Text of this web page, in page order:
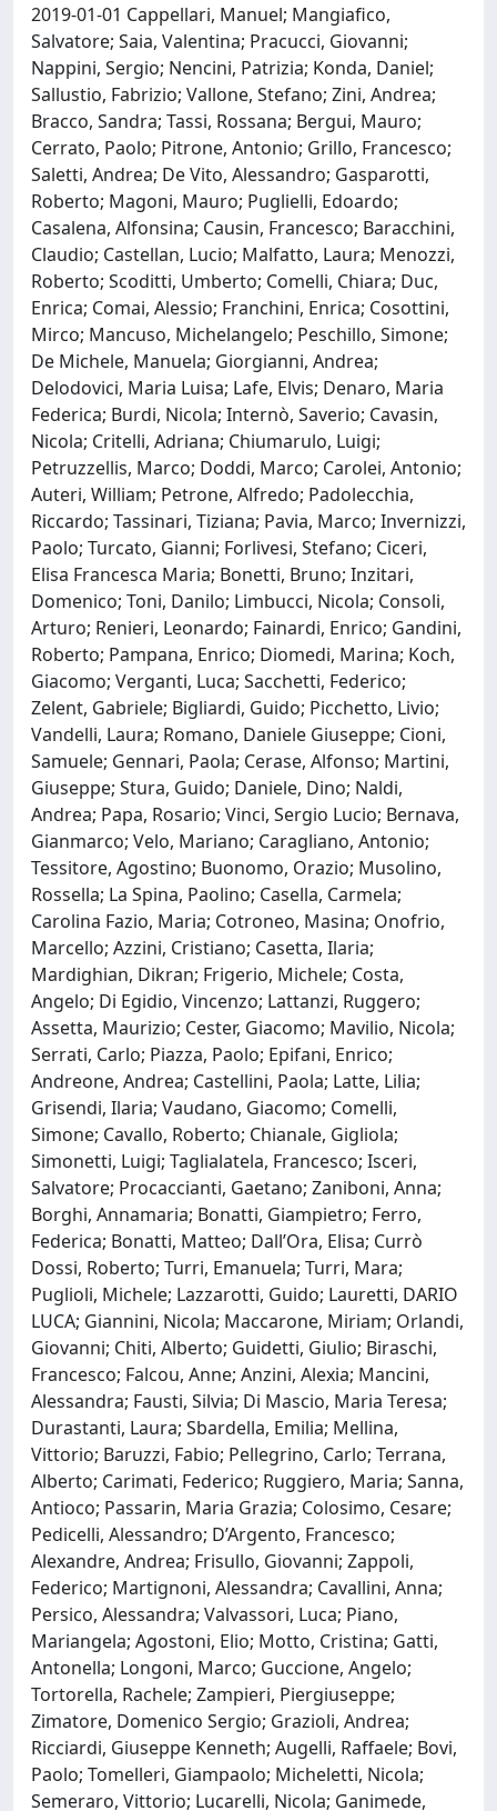
2019-01-01 Cappellari, Manuel; Mangiafico,
Salvatore; Saia, Valentina; Pracucci, Giovanni;
Nappini, Sergio; Nencini, Patrizia; Konda, Daniel;
Sallustio, Fabrizio; Vallone, Stefano; Zini, Andrea;
Bracco, Sandra; Tassi, Rossana; Bergui, Mauro;
Cerrato, Paolo; Pitrone, Antonio; Grillo, Francesco;
Saletti, Andrea; De Vito, Alessandro; Gasparotti,
Roberto; Magoni, Mauro; Puglielli, Edoardo;
Casalena, Alfonsina; Causin, Francesco; Baracchini,
Claudio; Castellan, Lucio; Malfatto, Laura; Menozzi,
Roberto; Scoditti, Umberto; Comelli, Chiara; Duc,
Enrica; Comai, Alessio; Franchini, Enrica; Cosottini,
Mirco; Mancuso, Michelangelo; Peschillo, Simone;
De Michele, Manuela; Giorgianni, Andrea;
Delodovici, Maria Luisa; Lafe, Elvis; Denaro, Maria
Federica; Burdi, Nicola; Internò, Saverio; Cavasin,
Nicola; Critelli, Adriana; Chiumarulo, Luigi;
Petruzzellis, Marco; Doddi, Marco; Carolei, Antonio;
Auteri, William; Petrone, Alfredo; Padolecchia,
Riccardo; Tassinari, Tiziana; Pavia, Marco; Invernizzi,
Paolo; Turcato, Gianni; Forlivesi, Stefano; Ciceri,
Elisa Francesca Maria; Bonetti, Bruno; Inzitari,
Domenico; Toni, Danilo; Limbucci, Nicola; Consoli,
Arturo; Renieri, Leonardo; Fainardi, Enrico; Gandini,
Roberto; Pampana, Enrico; Diomedi, Marina; Koch,
Giacomo; Verganti, Luca; Sacchetti, Federico;
Zelent, Gabriele; Bigliardi, Guido; Picchetto, Livio;
Vandelli, Laura; Romano, Daniele Giuseppe; Cioni,
Samuele; Gennari, Paola; Cerase, Alfonso; Martini,
Giuseppe; Stura, Guido; Daniele, Dino; Naldi,
Andrea; Papa, Rosario; Vinci, Sergio Lucio; Bernava,
Gianmarco; Velo, Mariano; Caragliano, Antonio;
Tessitore, Agostino; Buonomo, Orazio; Musolino,
Rossella; La Spina, Paolino; Casella, Carmela;
Carolina Fazio, Maria; Cotroneo, Masina; Onofrio,
Marcello; Azzini, Cristiano; Casetta, Ilaria;
Mardighian, Dikran; Frigerio, Michele; Costa,
Angelo; Di Egidio, Vincenzo; Lattanzi, Ruggero;
Assetta, Maurizio; Cester, Giacomo; Mavilio, Nicola;
Serrati, Carlo; Piazza, Paolo; Epifani, Enrico;
Andreone, Andrea; Castellini, Paola; Latte, Lilia;
Grisendi, Ilaria; Vaudano, Giacomo; Comelli,
Simone; Cavallo, Roberto; Chianale, Gigliola;
Simonetti, Luigi; Taglialatela, Francesco; Isceri,
Salvatore; Procaccianti, Gaetano; Zaniboni, Anna;
Borghi, Annamaria; Bonatti, Giampietro; Ferro,
Federica; Bonatti, Matteo; Dall’Ora, Elisa; Currò
Dossi, Roberto; Turri, Emanuela; Turri, Mara;
Puglioli, Michele; Lazzarotti, Guido; Lauretti, DARIO
LUCA; Giannini, Nicola; Maccarone, Miriam; Orlandi,
Giovanni; Chiti, Alberto; Guidetti, Giulio; Biraschi,
Francesco; Falcou, Anne; Anzini, Alexia; Mancini,
Alessandra; Fausti, Silvia; Di Mascio, Maria Teresa;
Durastanti, Laura; Sbardella, Emilia; Mellina,
Vittorio; Baruzzi, Fabio; Pellegrino, Carlo; Terrana,
Alberto; Carimati, Federico; Ruggiero, Maria; Sanna,
Antioco; Passarin, Maria Grazia; Colosimo, Cesare;
Pedicelli, Alessandro; D’Argento, Francesco;
Alexandre, Andrea; Frisullo, Giovanni; Zappoli,
Federico; Martignoni, Alessandra; Cavallini, Anna;
Persico, Alessandra; Valvassori, Luca; Piano,
Mariangela; Agostoni, Elio; Motto, Cristina; Gatti,
Antonella; Longoni, Marco; Guccione, Angelo;
Tortorella, Rachele; Zampieri, Piergiuseppe;
Zimatore, Domenico Sergio; Grazioli, Andrea;
Ricciardi, Giuseppe Kenneth; Augelli, Raffaele; Bovi,
Paolo; Tomelleri, Giampaolo; Micheletti, Nicola;
Semeraro, Vittorio; Lucarelli, Nicola; Ganimede,